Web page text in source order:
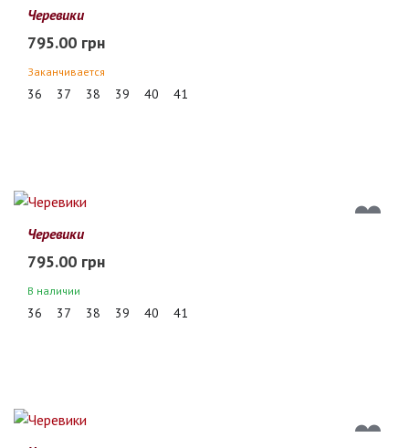
Черевики
795.00 грн
Заканчивается
36 37 38 39 40 41
Черевики
795.00 грн
В наличии
36 37 38 39 40 41